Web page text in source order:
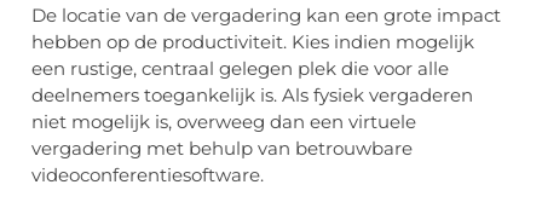
De locatie van de vergadering kan een grote impact
hebben op de productiviteit. Kies indien mogelijk
een rustige, centraal gelegen plek die voor alle
deelnemers toegankelijk is. Als fysiek vergaderen
niet mogelijk is, overweeg dan een virtuele
vergadering met behulp van betrouwbare
videoconferentiesoftware.